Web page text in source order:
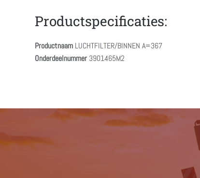
Productspecificaties:
Productnaam LUCHTFILTER/BINNEN A=367
Onderdeelnummer 3901465M2